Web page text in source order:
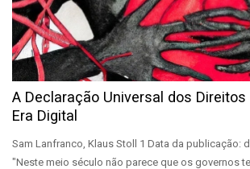
A Declaração Universal dos
Era Digital
Sam Lanfranco, Klaus Stoll 1 Data da publicação:
"Neste meio século não parece que os governos